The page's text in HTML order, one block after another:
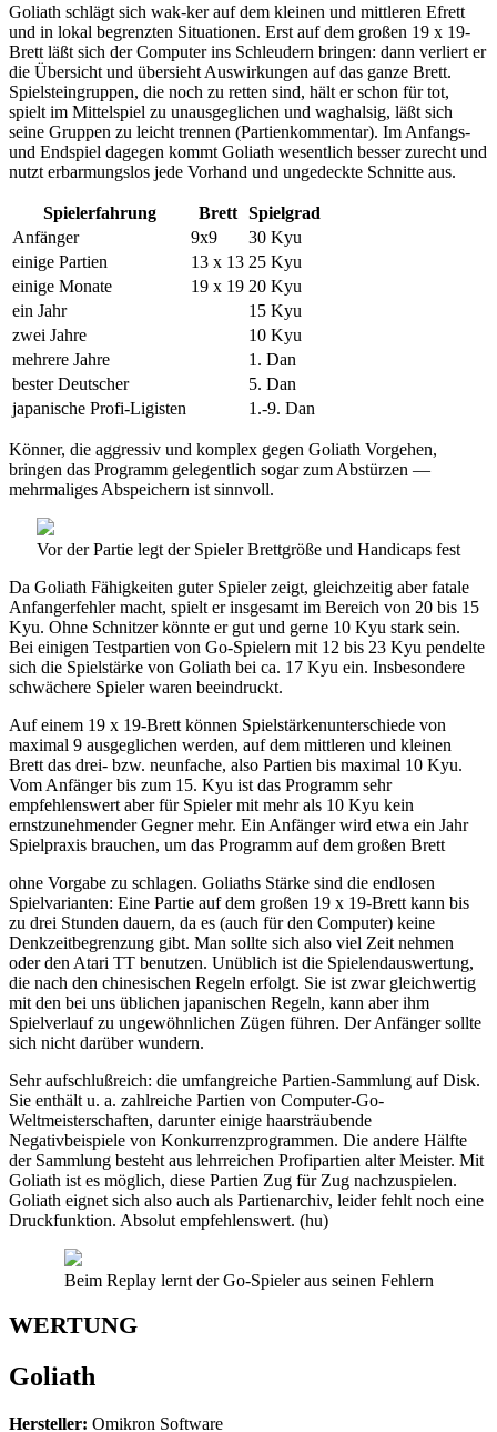
Goliath schlägt sich wak-ker auf dem kleinen und mittleren Efrett
und in lokal begrenzten Situationen. Erst auf dem großen 19 x 19-
Brett läßt sich der Computer ins Schleudern bringen: dann verliert er
die Übersicht und übersieht Auswirkungen auf das ganze Brett.
Spielsteingruppen, die noch zu retten sind, hält er schon für tot,
spielt im Mittelspiel zu unausgeglichen und waghalsig, läßt sich
seine Gruppen zu leicht trennen (Partienkommentar). Im Anfangs-
und Endspiel dagegen kommt Goliath wesentlich besser zurecht und
nutzt erbarmungslos jede Vorhand und ungedeckte Schnitte aus.
Spielerfahrung Brett
Spielgrad
Anfänger
9x9
30 Kyu
einige Partien
13 x 13 25 Kyu
einige Monate
19 x 19 20 Kyu
ein Jahr
15 Kyu
zwei Jahre
10 Kyu
mehrere Jahre
1. Dan
bester Deutscher
5. Dan
japanische Profi-Ligisten
1.-9. Dan
Könner, die aggressiv und komplex gegen Goliath Vorgehen,
bringen das Programm gelegentlich sogar zum Abstürzen —
mehrmaliges Abspeichern ist sinnvoll.
Vor der Partie legt der Spieler Brettgröße und Handicaps fest
Da Goliath Fähigkeiten guter Spieler zeigt, gleichzeitig aber fatale
Anfangerfehler macht, spielt er insgesamt im Bereich von 20 bis 15
Kyu. Ohne Schnitzer könnte er gut und gerne 10 Kyu stark sein.
Bei einigen Testpartien von Go-Spielern mit 12 bis 23 Kyu pendelte
sich die Spielstärke von Goliath bei ca. 17 Kyu ein. Insbesondere
schwächere Spieler waren beeindruckt.
Auf einem 19 x 19-Brett können Spielstärkenunterschiede von
maximal 9 ausgeglichen werden, auf dem mittleren und kleinen
Brett das drei- bzw. neunfache, also Partien bis maximal 10 Kyu.
Vom Anfänger bis zum 15. Kyu ist das Programm sehr
empfehlenswert aber für Spieler mit mehr als 10 Kyu kein
ernstzunehmender Gegner mehr. Ein Anfänger wird etwa ein Jahr
Spielpraxis brauchen, um das Programm auf dem großen Brett
ohne Vorgabe zu schlagen. Goliaths Stärke sind die endlosen
Spielvarianten: Eine Partie auf dem großen 19 x 19-Brett kann bis
zu drei Stunden dauern, da es (auch für den Computer) keine
Denkzeitbegrenzung gibt. Man sollte sich also viel Zeit nehmen
oder den Atari TT benutzen. Unüblich ist die Spielendauswertung,
die nach den chinesischen Regeln erfolgt. Sie ist zwar gleichwertig
mit den bei uns üblichen japanischen Regeln, kann aber ihm
Spielverlauf zu ungewöhnlichen Zügen führen. Der Anfänger sollte
sich nicht darüber wundern.
Sehr aufschlußreich: die umfangreiche Partien-Sammlung auf Disk.
Sie enthält u. a. zahlreiche Partien von Computer-Go-
Weltmeisterschaften, darunter einige haarsträubende
Negativbeispiele von Konkurrenzprogrammen. Die andere Hälfte
der Sammlung besteht aus lehrreichen Profipartien alter Meister. Mit
Goliath ist es möglich, diese Partien Zug für Zug nachzuspielen.
Goliath eignet sich also auch als Partienarchiv, leider fehlt noch eine
Druckfunktion. Absolut empfehlenswert. (hu)
Beim Replay lernt der Go-Spieler aus seinen Fehlern
WERTUNG
Goliath
Hersteller: Omikron Software